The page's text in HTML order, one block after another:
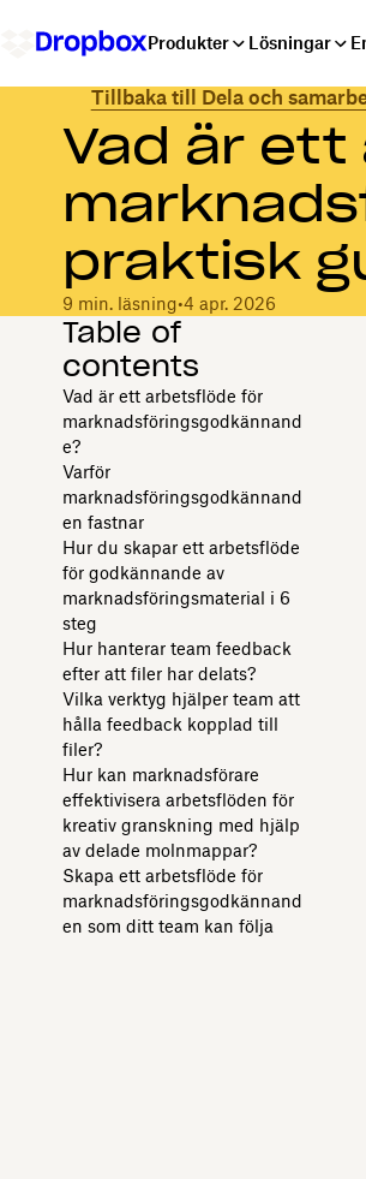
Produkter Lösningar
Tillbaka till Dela och
Vad är
praktisk
9 min. läsning•4 apr. 2026
Table of
contents
Vad är ett arbetsflöde för
marknadsföringsgodkännand
e?
Varför
marknadsföringsgodkännand
en fastnar
Hur du skapar ett arbetsflöde
för godkännande av
marknadsföringsmaterial i 6
steg
Hur hanterar team feedback
efter att filer har delats?
Vilka verktyg hjälper team att
hålla feedback kopplad till
filer?
Hur kan marknadsförare
effektivisera arbetsflöden för
kreativ granskning med hjälp
av delade molnmappar?
Skapa ett arbetsflöde för
marknadsföringsgodkännand
en som ditt team kan följa